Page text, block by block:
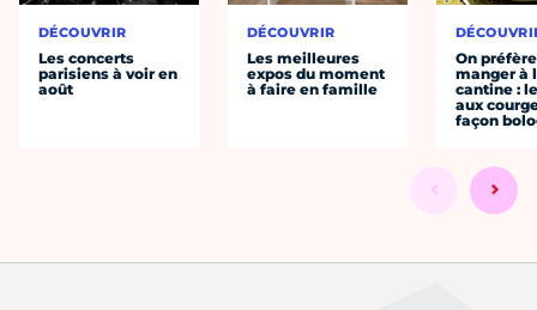
DÉCOUVRIR
Les concerts
parisiens à voir en
août
DÉCOUVRIR
Les meilleures
expos du moment
à faire en famille
On préfère
manger à
cantine :
aux
façon